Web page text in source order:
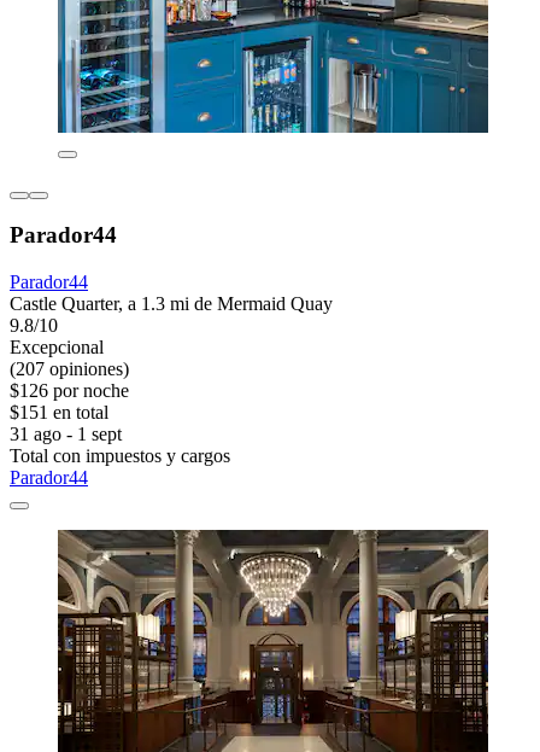
Parador44
Parador44
Castle Quarter, a 1.3 mi de Mermaid Quay
9.8/10
Excepcional
(207 opiniones)
$126 por noche
$151 en total
31 ago - 1 sept
Total con impuestos y cargos
Parador44